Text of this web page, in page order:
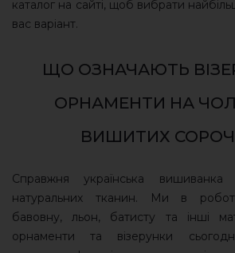
каталог на сайті, щоб вибрати
вас варіант.
ЩО ОЗНАЧАЮТЬ
ОРНАМЕНТИ НА
ВИШИТИХ
Справжня українська вишиванка
натуральних тканин. Ми в
бавовну, льон, батисту та інші
орнаменти та візерунки